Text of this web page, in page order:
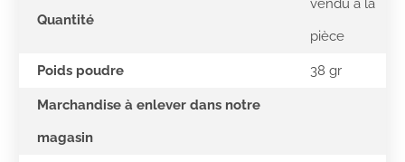
Quantité
vendu à la
pièce
Poids poudre 38 gr
Marchandise à enlever dans notre
magasin